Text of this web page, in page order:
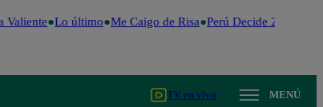
Lo último Me Caigo de Risa Perú Decide 2026
TV en vivo MENÚ